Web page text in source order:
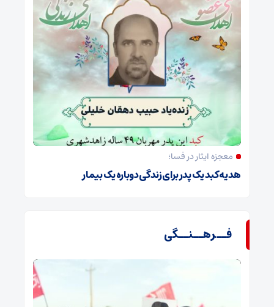
معجزه ایثار در فسا؛
هدیه کبد یک پدر برای زندگی دوباره یک بیمار
فــرهــنــگی